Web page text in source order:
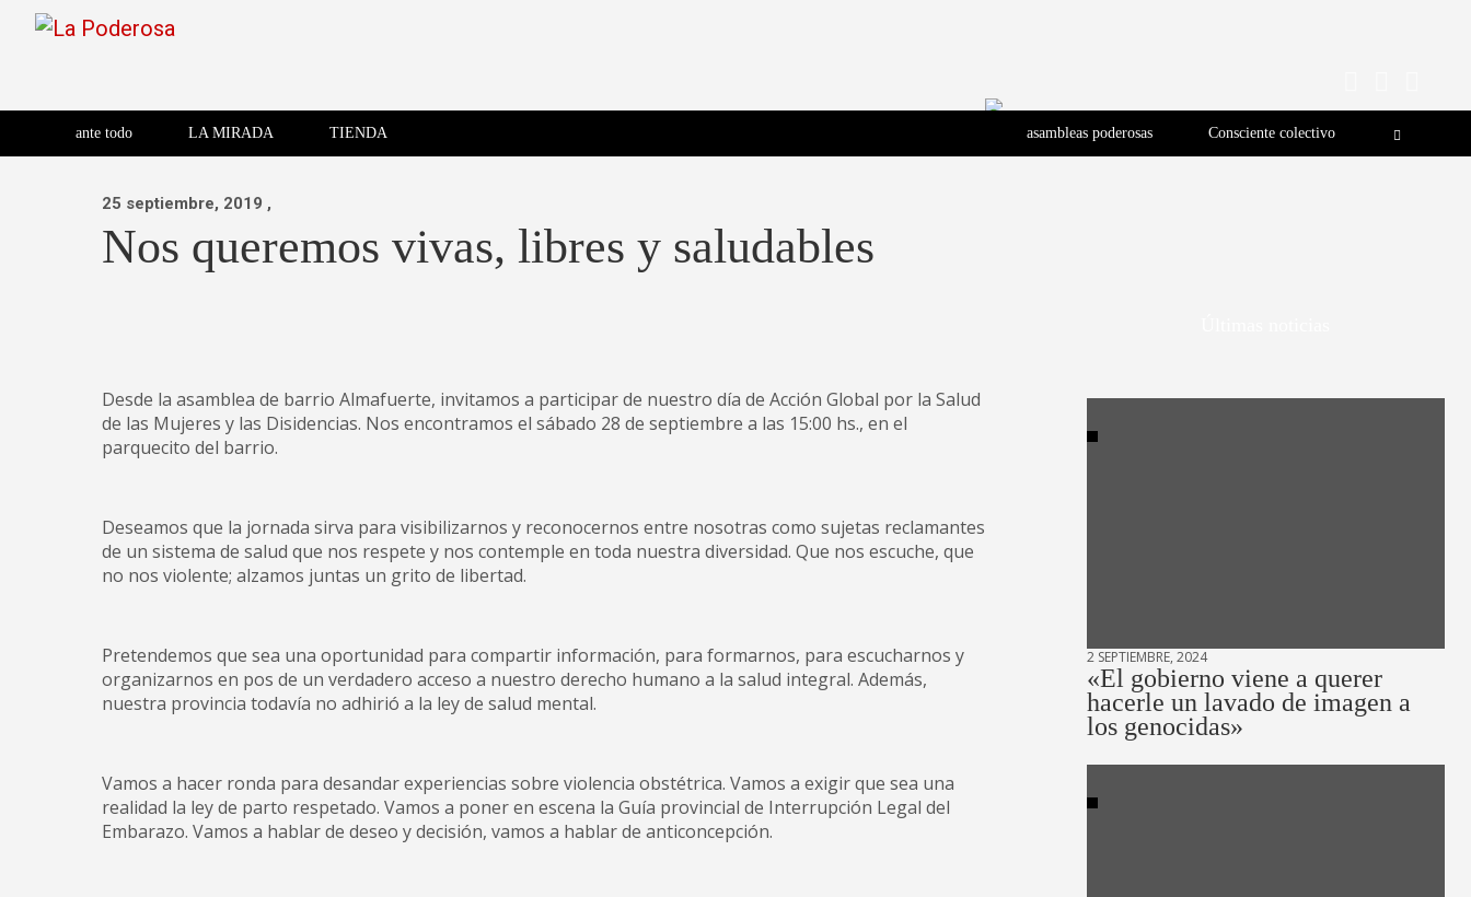
Saltar
La Poderosa
brazo literario del movimiento
La Poderosa
Revista de cultura villera, brazo literario del movimiento La Poderosa.
ante todo LA MIRADA TIENDA asambleas poderosas Consciente colectivo
25 septiembre, 2019 ,
Nos queremos vivas, libres y saludables
Desde la asamblea de barrio Almafuerte, invitamos a participar de nuestro día de Acción Global por la Salud
de las Mujeres y las Disidencias. Nos encontramos el sábado 28 de septiembre a las 15:00 hs., en el
parquecito del barrio.
Deseamos que la jornada sirva para visibilizarnos y reconocernos entre nosotras como sujetas reclamantes
de un sistema de salud que nos respete y nos contemple en toda nuestra diversidad. Que nos escuche, que
no nos violente; alzamos juntas un grito de libertad.
Pretendemos que sea una oportunidad para compartir información, para formarnos, para escucharnos y
organizarnos en pos de un verdadero acceso a nuestro derecho humano a la salud integral. Además,
nuestra provincia todavía no adhirió a la ley de salud mental.
Vamos a hacer ronda para desandar experiencias sobre violencia obstétrica. Vamos a exigir que sea una
realidad la ley de parto respetado. Vamos a poner en escena la Guía provincial de Interrupción Legal del
Embarazo. Vamos a hablar de deseo y decisión, vamos a hablar de anticoncepción.
2 SEPTIEMBRE, 2024
«El gobierno viene a querer
hacerle un lavado de imagen a
los genocidas»